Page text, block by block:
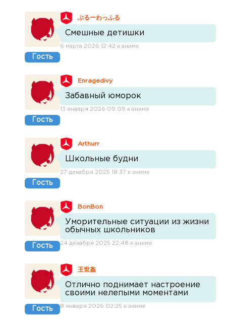
Гость
ぶるーわっふる
Смешные детишки
6 марта 2026 12:42 к аниме
Гость
Enragedivy
Забавный юморок
13 января 2026 09:09 к аниме
Гость
Arthurr
Школьные будни
27 декабря 2025 18:37 к аниме
Гость
BonBon
Уморительные ситуации из жизни
обычных школьников
24 декабря 2025 22:48 к аниме
Гость
王世姦
Отлично поднимает настроение
своими нелепыми моментами
8 января 2026 02:25 к аниме